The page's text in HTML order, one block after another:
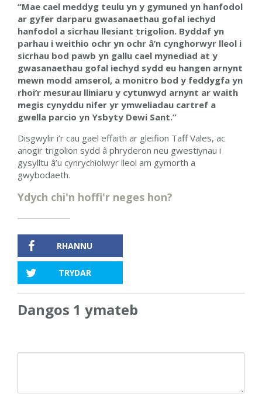
“Mae cael meddyg teulu yn y gymuned yn hanfodol
ar gyfer darparu gwasanaethau gofal iechyd
hanfodol a sicrhau llesiant trigolion. Byddaf yn
parhau i weithio ochr yn ochr â’n cynghorwyr lleol i
sicrhau bod pawb yn gallu cael mynediad at y
gwasanaethau gofal iechyd sydd eu hangen arnynt
mewn modd amserol, a monitro bod y feddygfa yn
rhoi’r mesurau lliniaru y cytunwyd arnynt ar waith
megis cynyddu nifer yr ymweliadau cartref a
gwella parcio yn Ysbyty Dewi Sant.”
Disgwylir i’r cau gael effaith ar gleifion Taff Vales, ac
anogir trigolion sydd â phryderon neu gwestiynau i
gysylltu â’u cynrychiolwyr lleol am gymorth a
gwybodaeth.
Ydych chi'n hoffi'r neges hon?
RHANNU
TRYDAR
Dangos 1 ymateb